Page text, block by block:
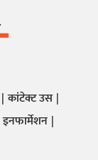
कांटेक्ट उस